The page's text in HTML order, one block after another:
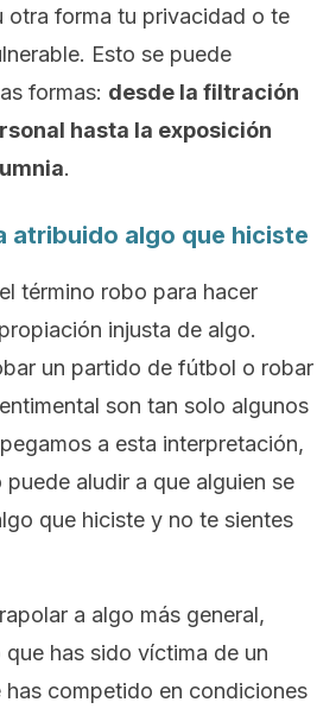
otra forma tu privacidad o te
Esto se puede
formas: desde la filtración
hasta la exposición
.
atribuido algo que hiciste
término robo para hacer
injusta de algo.
un partido de fútbol o robar
son tan solo algunos
a esta interpretación,
aludir a que alguien se
que hiciste y no te sientes
a algo más general,
has sido víctima de un
competido en condiciones